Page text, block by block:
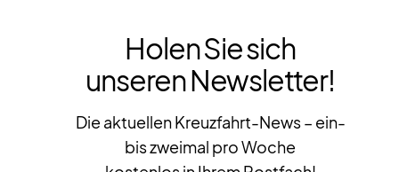
Holen Sie sich
unseren Newsletter!
Die aktuellen Kreuzfahrt-News – ein-
bis zweimal pro Woche